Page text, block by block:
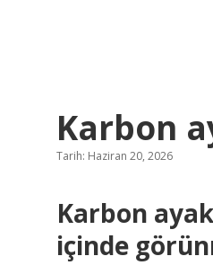
Karbon
Tarih: Haziran 20, 2026
Karbon
içinde